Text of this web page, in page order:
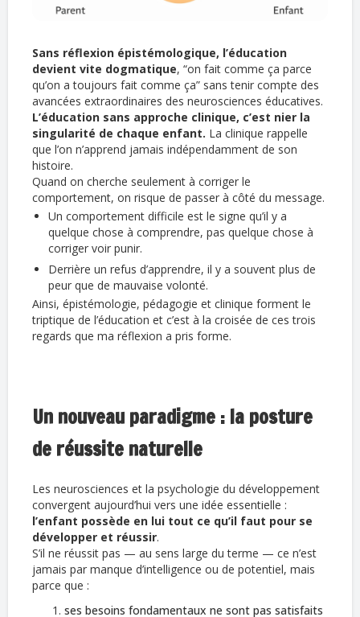
Sans réflexion épistémologique, l’éducation
devient vite dogmatique, “on fait comme ça parce
qu’on a toujours fait comme ça” sans tenir compte des
avancées extraordinaires des neurosciences éducatives.
L’éducation sans approche clinique, c’est nier la
singularité de chaque enfant. La clinique rappelle
que l’on n’apprend jamais indépendamment de son
histoire.
Quand on cherche seulement à corriger le
comportement, on risque de passer à côté du message.
Un comportement difficile est le signe qu’il y a
quelque chose à comprendre, pas quelque chose à
corriger voir punir.
Derrière un refus d’apprendre, il y a souvent plus de
peur que de mauvaise volonté.
Ainsi, épistémologie, pédagogie et clinique forment le
triptique de l’éducation et c’est à la croisée de ces trois
regards que ma réflexion a pris forme.
Un nouveau paradigme : la posture
de réussite naturelle
Les neurosciences et la psychologie du développement
convergent aujourd’hui vers une idée essentielle :
l’enfant possède en lui tout ce qu’il faut pour se
développer et réussir.
S’il ne réussit pas — au sens large du terme — ce n’est
jamais par manque d’intelligence ou de potentiel, mais
parce que :
ses besoins fondamentaux ne sont pas satisfaits